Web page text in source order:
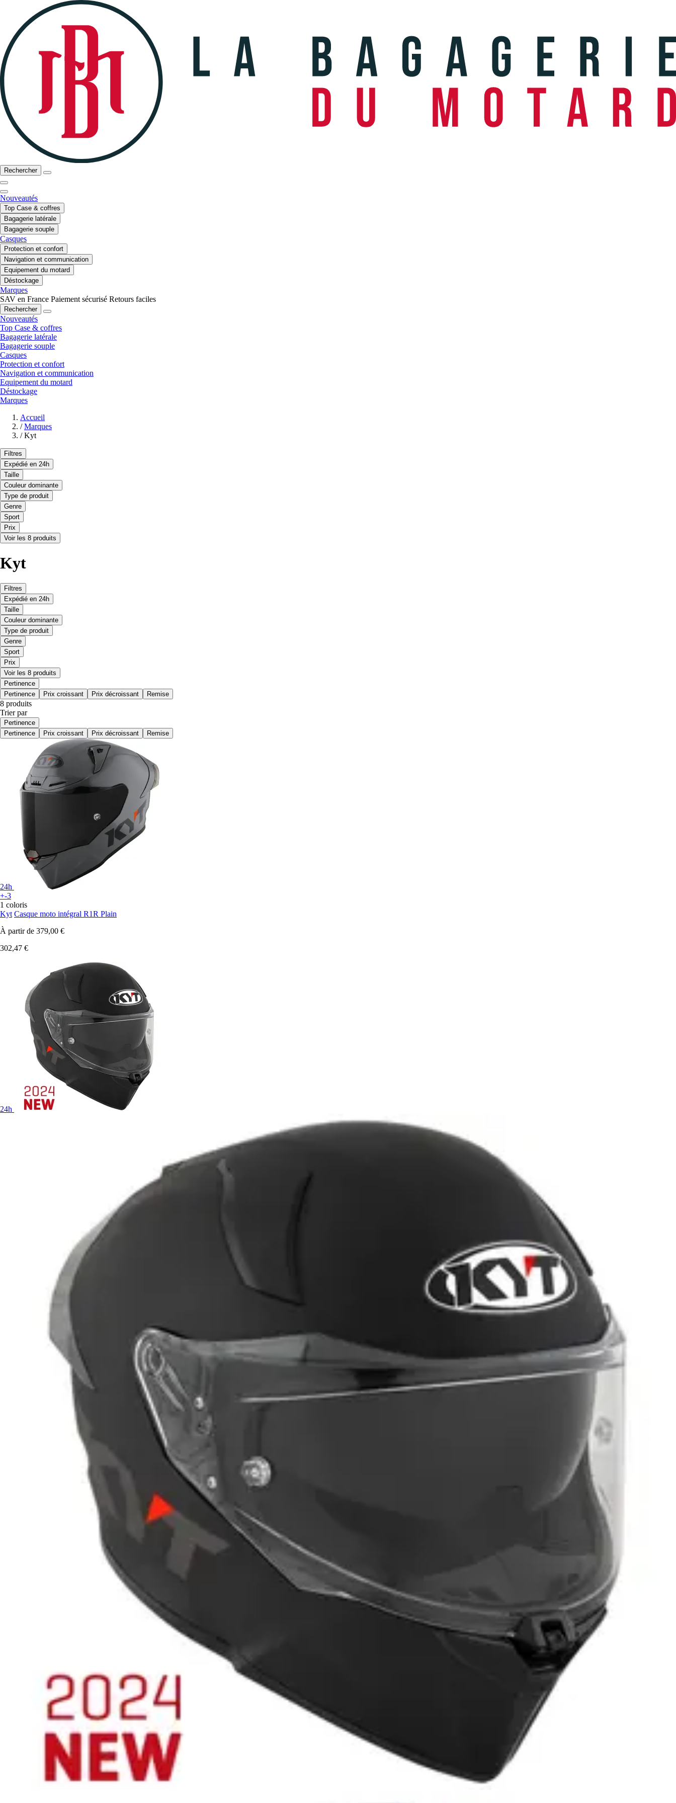
Rechercher
Nouveautés
Top Case & coffres
Bagagerie latérale
Bagagerie souple
Casques
Protection et confort
Navigation et communication
Equipement du motard
Déstockage
Marques
SAV en France Paiement sécurisé Retours faciles
Rechercher
Nouveautés
Top Case & coffres
Bagagerie latérale
Bagagerie souple
Casques
Protection et confort
Navigation et communication
Equipement du motard
Déstockage
Marques
Accueil
/ Marques
/ Kyt
Filtres
Expédié en 24h
Taille
Couleur dominante
Type de produit
Genre
Sport
Prix
Voir les 8 produits
Kyt
Filtres
Expédié en 24h
Taille
Couleur dominante
Type de produit
Genre
Sport
Prix
Voir les 8 produits
Pertinence
Pertinence
Prix croissant Prix décroissant Remise
8 produits
Trier par
Pertinence
Pertinence
Prix croissant Prix décroissant Remise
24h
+-3
1 coloris
Kyt Casque moto intégral R1R Plain
À partir de 379,00 €
302,47 €
24h